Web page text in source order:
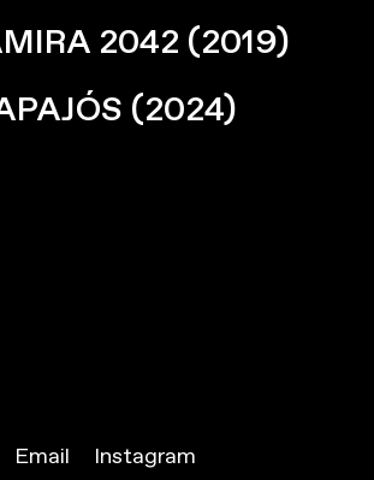
2042 (2019)
(2024)
Email Instagram